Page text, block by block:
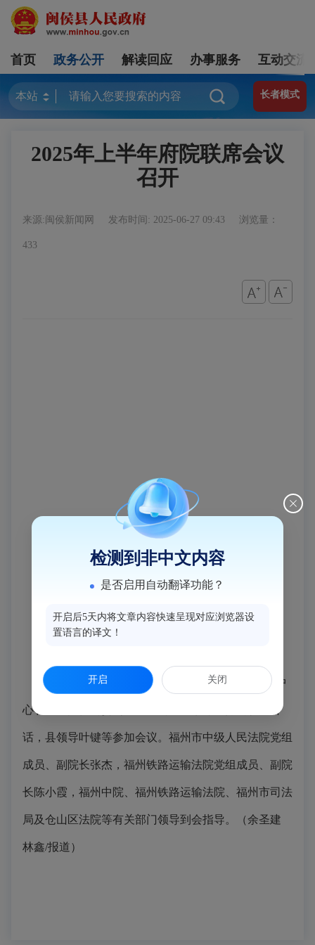
首页 政务公开 解读回应 办事服务 互动交流
长者模式
2025年上半年府院联席会议
召开
来源:闽侯新闻网 发布时间: 2025-06-27 09:43 浏览量：
433
6月26日，2025年上半年府院联席会议在县会议中
心召开。闽侯县委副书记、县长施家雄主持会议并讲
话，县领导叶键等参加会议。福州市中级人民法院党组
成员、副院长张杰，福州铁路运输法院党组成员、副院
长陈小霞，福州中院、福州铁路运输法院、福州市司法
局及仓山区法院等有关部门领导到会指导。（余圣建
林鑫/报道）
检测到非中文内容
是否启用自动翻译功能？
开启后5天内将文章内容快速呈现对应浏览器设
置语言的译文！
开启 关闭